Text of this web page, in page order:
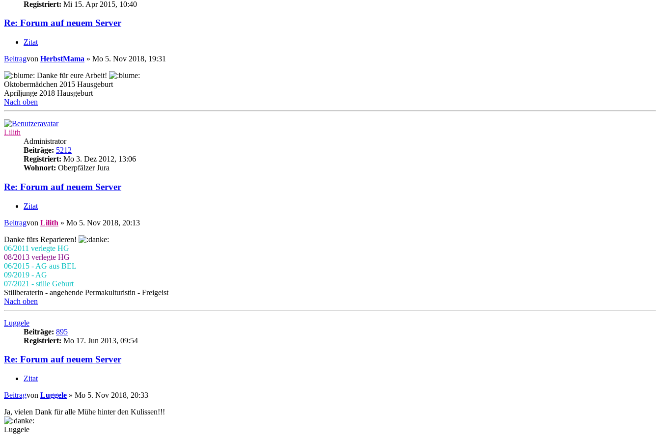
Registriert: Mi 15. Apr 2015, 10:40
Re: Forum auf neuem Server
Zitat
Beitragvon HerbstMama » Mo 5. Nov 2018, 19:31
Danke für eure Arbeit!
Oktobermädchen 2015 Hausgeburt
Apriljunge 2018 Hausgeburt
Nach oben
Lilith
Administrator
Beiträge: 5212
Registriert: Mo 3. Dez 2012, 13:06
Wohnort: Oberpfälzer Jura
Re: Forum auf neuem Server
Zitat
Beitragvon Lilith » Mo 5. Nov 2018, 20:13
Danke fürs Reparieren!
06/2011 verlegte HG
08/2013 verlegte HG
06/2015 - AG aus BEL
09/2019 - AG
07/2021 - stille Geburt
Stillberaterin - angehende Permakulturistin - Freigeist
Nach oben
Luggele
Beiträge: 895
Registriert: Mo 17. Jun 2013, 09:54
Re: Forum auf neuem Server
Zitat
Beitragvon Luggele » Mo 5. Nov 2018, 20:33
Ja, vielen Dank für alle Mühe hinter den Kulissen!!!
Luggele